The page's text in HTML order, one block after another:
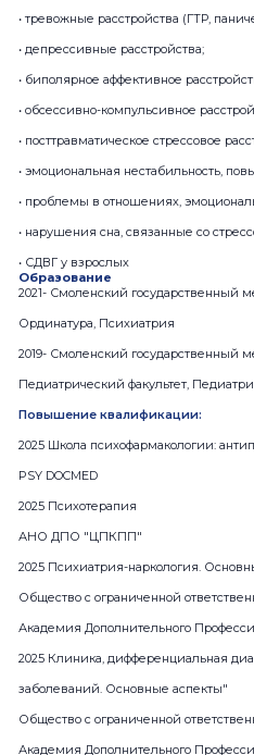
• тревожные расстройства (ГТР,
• депрессивные расстройства;
• биполярное аффективное
• обсессивно-компульсивное
• посттравматическое стрессовое
• эмоциональная нестабильность,
• проблемы в отношениях,
• нарушения сна, связанные со
• СДВГ у взрослых
Образование
2021- Смоленский государственный
Ординатура, Психиатрия
2019- Смоленский государственный
Педиатрический факультет,
Повышение квалификации:
2025 Школа психофармакологии:
PSY DOCMED
2025 Психотерапия
АНО ДПО "ЦПКПП"
2025 Психиатрия-наркология.
Общество с ограниченной
Академия Дополнительного
2025 Клиника, дифференциальная
заболеваний. Основные аспекты"
Общество с ограниченной
Академия Дополнительного